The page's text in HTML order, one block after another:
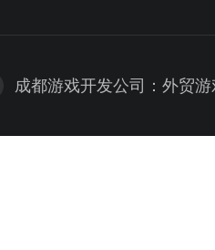
成都游戏开发公司：外贸